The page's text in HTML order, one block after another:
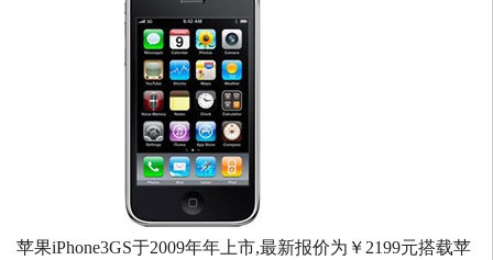
苹果iPhone3GS于2009年年上市,最新报价为￥2199元搭载苹